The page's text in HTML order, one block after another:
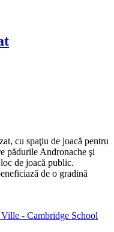
cu spaţiu de joacă pentru
pădurile Andronache şi
de joacă public.
de o gradină